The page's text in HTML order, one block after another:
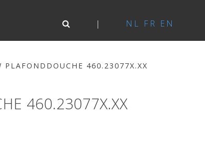
NL FR EN
460.23077X.XX
460.23077X.XX